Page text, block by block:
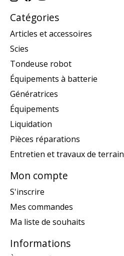
Catégories
Articles et accessoires
Scies
Tondeuse robot
Équipements à batterie
Génératrices
Équipements
Liquidation
Pièces réparations
Entretien et travaux de terrain
Mon compte
S'inscrire
Mes commandes
Ma liste de souhaits
Informations